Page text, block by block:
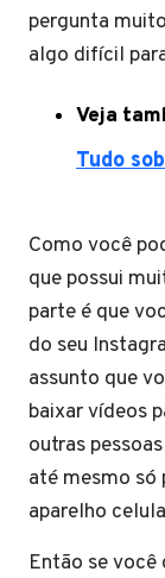
pergunta
algo difícil
Veja
Tudo
Como você
que possui
parte é que
do seu
assunto que
baixar vídeos
outras
até mesmo só
aparelho
Então se